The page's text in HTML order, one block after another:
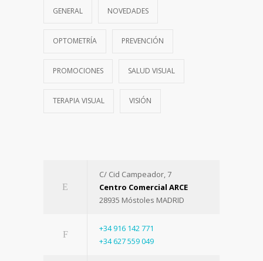
GENERAL NOVEDADES
OPTOMETRÍA PREVENCIÓN
PROMOCIONES SALUD VISUAL
TERAPIA VISUAL VISIÓN
C/ Cid Campeador, 7
Centro Comercial ARCE
28935 Móstoles MADRID
+34 916 142 771
+34 627 559 049